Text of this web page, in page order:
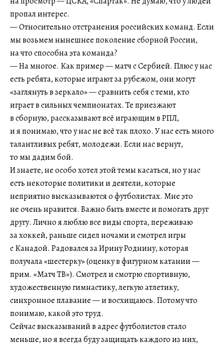
пропал интерес.
— Относительно отстранения российских команд. Если
мы возьмем нынешнее поколение сборной России,
на что способна эта команда?
— На многое. Как пример — матч с Сербией. Плюс у нас
есть ребята, которые играют за рубежом, они могут
«заглянуть в зеркало» — сравнить себя с теми, кто
играет в сильных чемпионатах. Те приезжают
в сборную, рассказывают всё играющим в РПЛ,
и я понимаю, что у нас не всё так плохо. У нас есть много
талантливых ребят, молодежи. Если нас вернут,
то мы дадим бой.
И знаете, не особо хотел этой темы касаться, но у нас
есть некоторые политики и деятели, которые
неприятно высказываются о футболистах. Мне это
не очень нравится. Важно быть вместе и помогать друг
другу. Лично я люблю все виды спорта, переживаю
за хоккей, раньше сидел ночами и смотрел игры
с Канадой. Радовался за Ирину Роднину, которая
получала «шестерку» (оценку в фигурном катании —
прим. «Матч ТВ»). Смотрел и смотрю спортивную,
художественную гимнастику, легкую атлетику,
синхронное плавание — и восхищаюсь. Потому что
понимаю, какой это труд.
Сейчас высказываний в адрес футболистов стало
меньше, но я всегда буду защищать каждого из них,